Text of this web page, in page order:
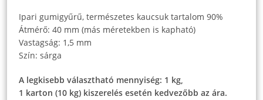
Ipari gumigyűrű, természetes kaucsuk tartalom 90%
Átmérő: 40 mm (más méretekben is kapható)
Vastagság: 1,5 mm
Szín: sárga
A legkisebb választható mennyiség: 1 kg,
1 karton (10 kg) kiszerelés esetén kedvezőbb az ára.